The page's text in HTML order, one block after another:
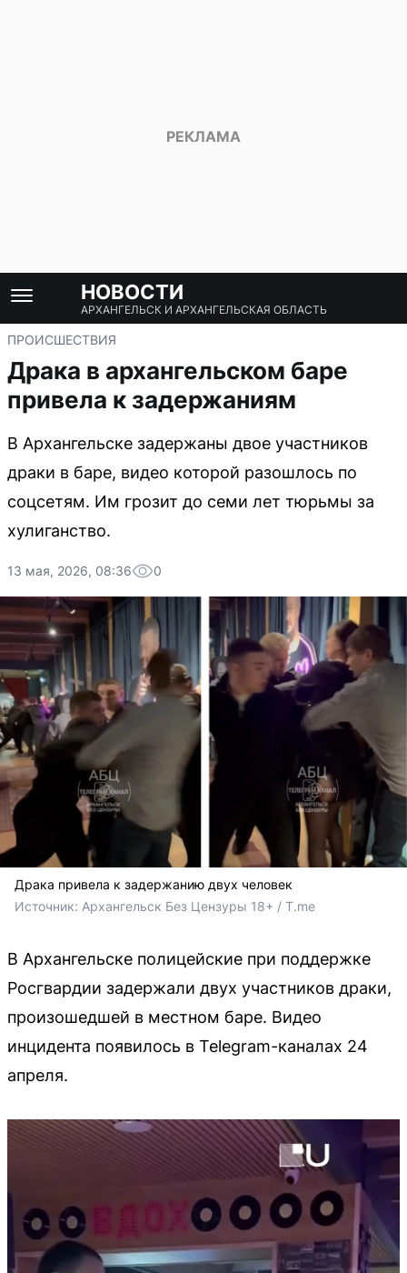
НОВОСТИ
АРХАНГЕЛЬСК И АРХАНГЕЛЬСКАЯ ОБЛАСТЬ
ПРОИСШЕСТВИЯ
Драка в архангельском баре
привела к задержаниям
В Архангельске задержаны двое участников
драки в баре, видео которой разошлось по
соцсетям. Им грозит до семи лет тюрьмы за
хулиганство.
13 мая, 2026, 08:36 0
Драка привела к задержанию двух человек
Источник: Архангельск Без Цензуры 18+ / T.me
В Архангельске полицейские при поддержке
Росгвардии задержали двух участников драки,
произошедшей в местном баре. Видео
инцидента появилось в Telegram-каналах 24
апреля.